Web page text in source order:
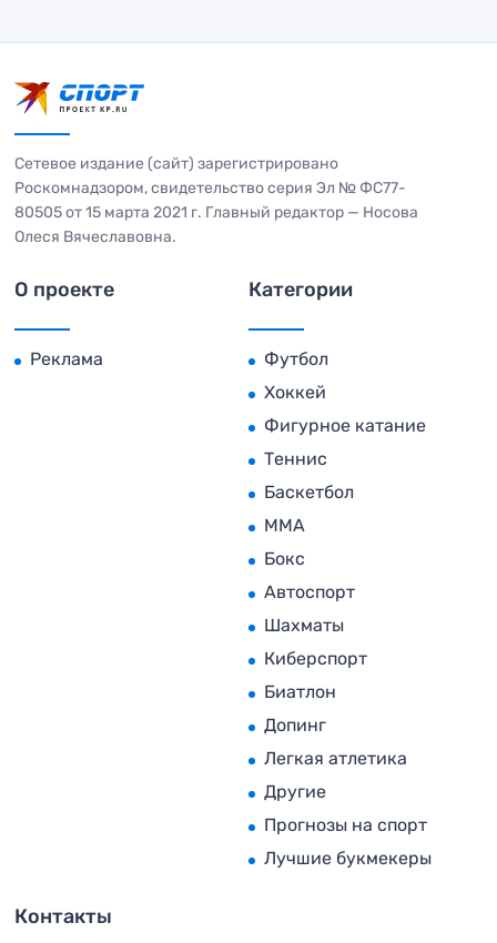
Сетевое издание (сайт) зарегистрировано
Роскомнадзором, свидетельство серия Эл № ФС77-
80505 от 15 марта 2021 г. Главный редактор — Носова
Олеся Вячеславовна.
О проекте
Реклама
Категории
Футбол
Хоккей
Фигурное катание
Теннис
Баскетбол
MMA
Бокс
Автоспорт
Шахматы
Киберспорт
Биатлон
Допинг
Легкая атлетика
Другие
Прогнозы на спорт
Лучшие букмекеры
Контакты